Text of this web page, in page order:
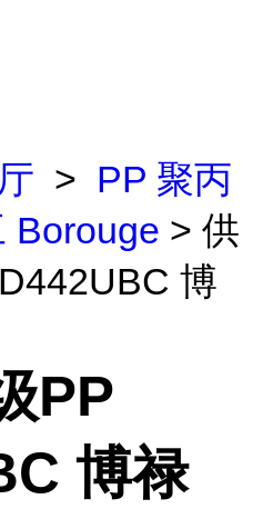
> PP 聚丙
Borouge > 供
博
PP
博禄